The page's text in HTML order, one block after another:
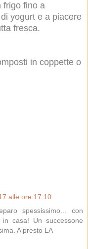
frigo fino a
yogurt e a piacere
fresca.
in coppette o
alle ore 17:10
spessissimo... con
casa! Un successone
A presto LA